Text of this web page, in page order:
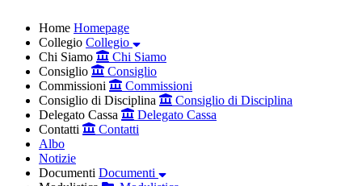
Home Homepage
Collegio Collegio
Chi Siamo
Chi Siamo
Consiglio
Consiglio
Commissioni
Commissioni
Consiglio di Disciplina
Consiglio di Disciplina
Delegato Cassa
Delegato Cassa
Contatti
Contatti
Albo
Notizie
Documenti Documenti